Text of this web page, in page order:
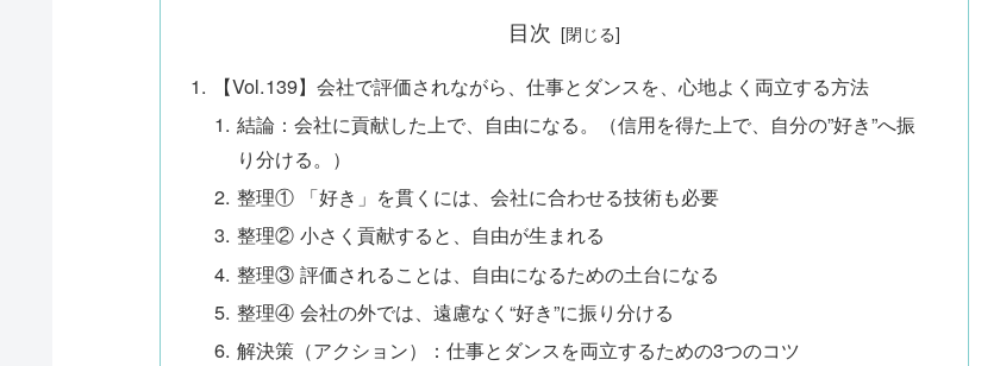
目次
【Vol.139】会社で評価されながら、仕事とダンスを、心地よく両立する方法
結論：会社に貢献した上で、自由になる。（信用を得た上で、自分の”好き”へ振
り分ける。）
整理① 「好き」を貫くには、会社に合わせる技術も必要
整理② 小さく貢献すると、自由が生まれる
整理③ 評価されることは、自由になるための土台になる
整理④ 会社の外では、遠慮なく“好き”に振り分ける
解決策（アクション）：仕事とダンスを両立するための3つのコツ